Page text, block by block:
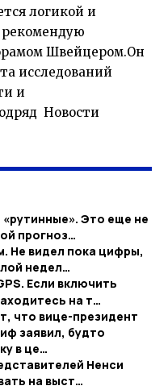
логикой и
рекомендую
Швейцером.Он
исследований
и
Новости
Это еще не
прогноз…
Не видел пока цифры,
недел…
Если включить
на т…
что вице-президент
заявил, будто
в це…
Ненси
на выст…